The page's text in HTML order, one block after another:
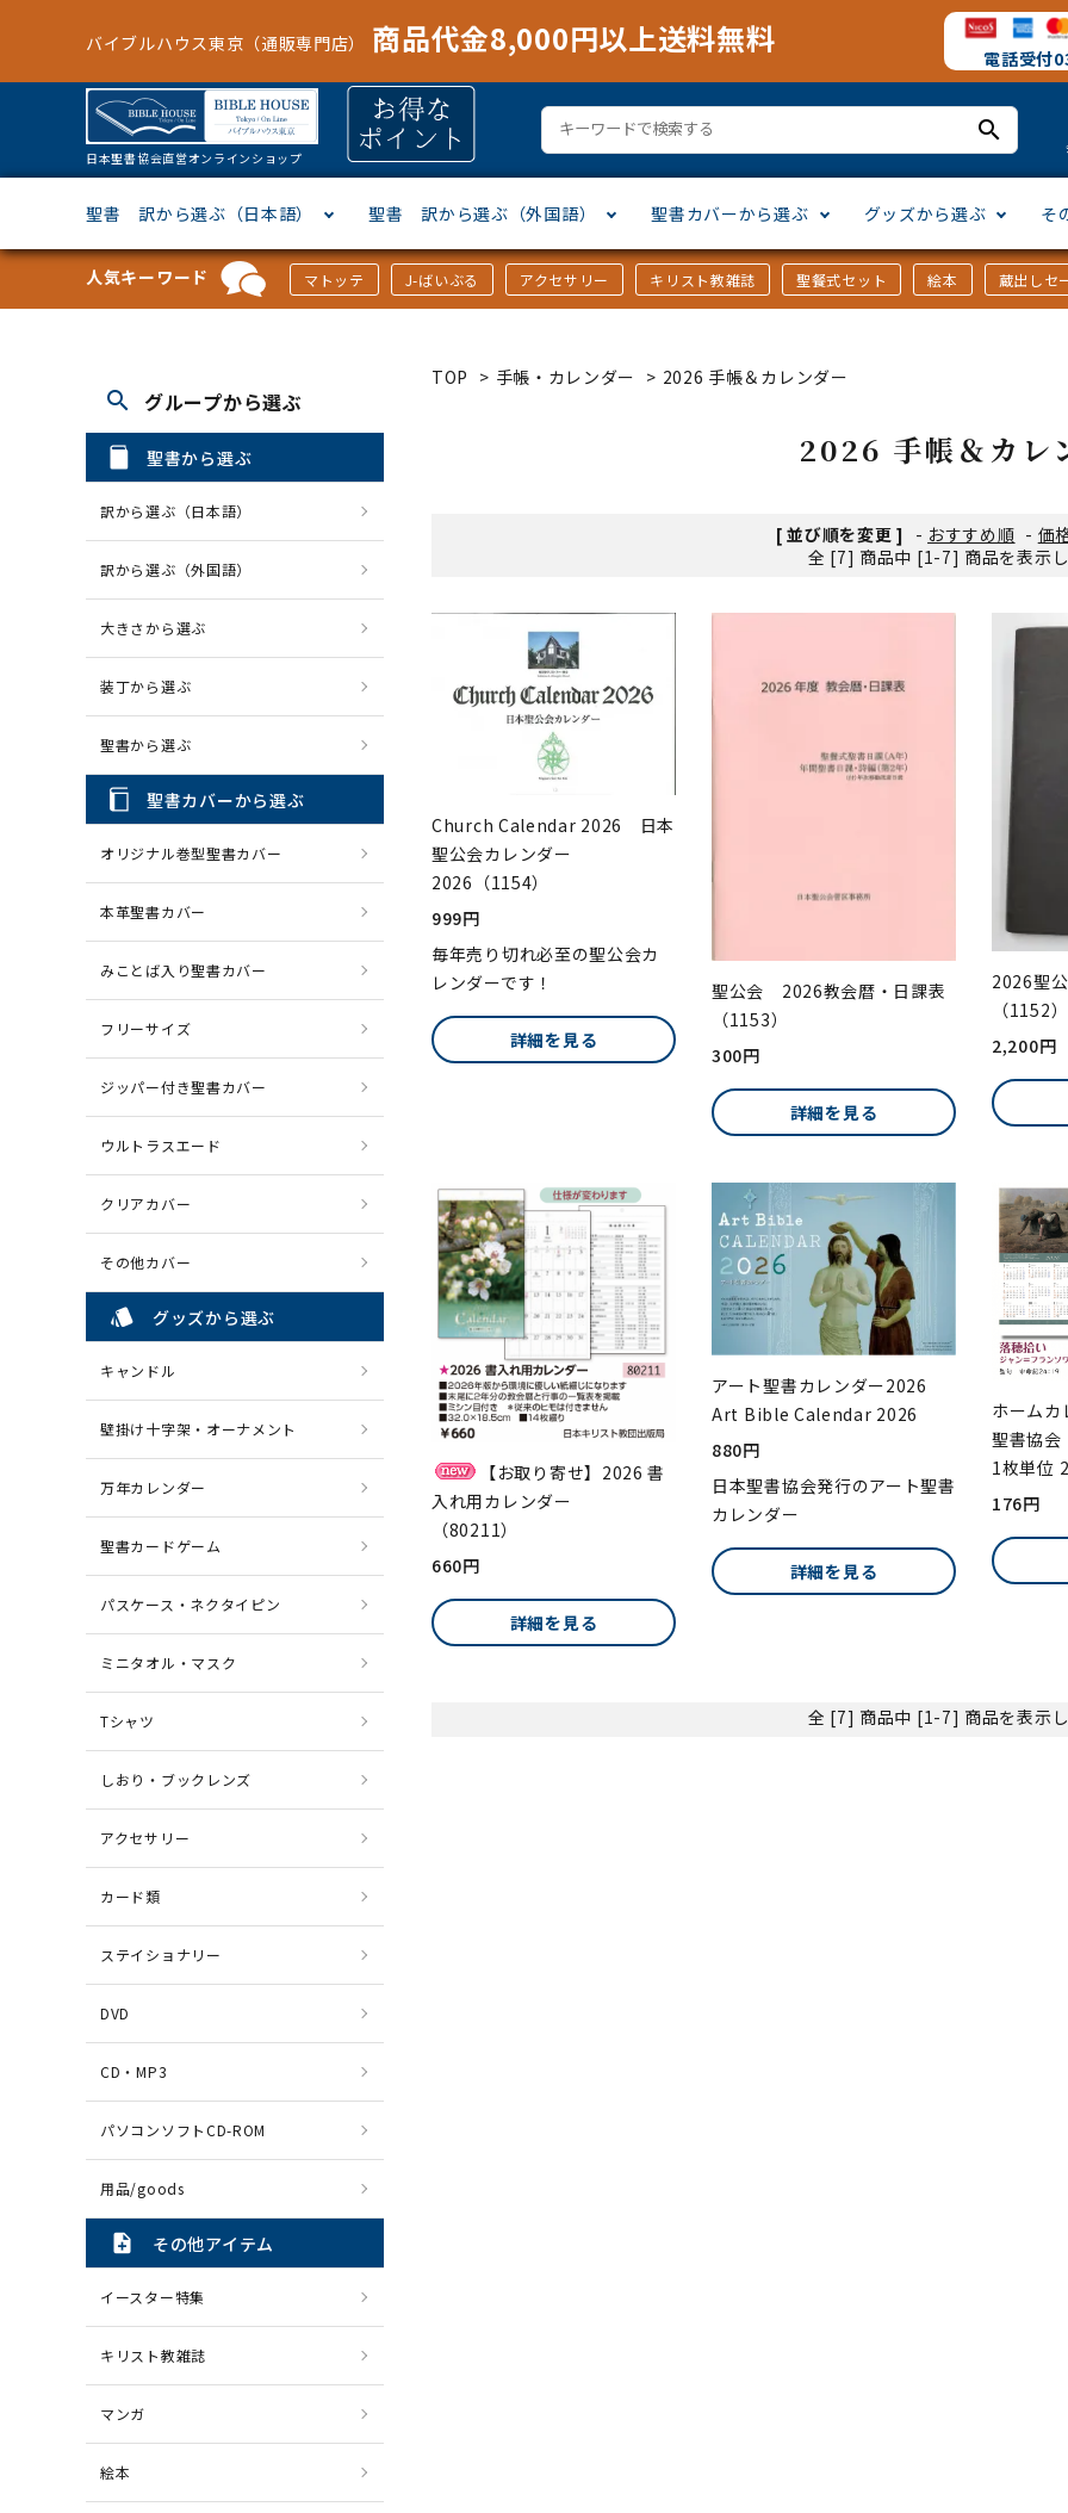
バイブルハウス東京（通販専門店） 商品代金8,000円以上送料無料 電話受付
日本聖書協会直営オンラインショップ
search
聖書 訳から選ぶ（日本語）
新改訳
聖書 訳から選ぶ（外国語）
ドイツ語
聖書カバーから選ぶ
ジッパー付き聖書カバー
グッズから選ぶ
パスケース・ネクタイピン
CD・MP3
そ
聖書通読
「な行」から選ぶ
人気キーワード マトッテ J-ばいぶる アクセサリー キリスト教雑誌 聖餐式セット 絵本 蔵出しセ
TOP > 手帳・カレンダー > 2026 手帳＆カレンダー
2026 手帳＆カレ
[ 並び順を変更 ] - おすすめ順 - 価
全 [7] 商品中 [1-7] 商品を表示
Church Calendar 2026 日本
聖公会カレンダー
2026（1154）
999円
毎年売り切れ必至の聖公会カ
レンダーです！
詳細を見る
聖公会 2026教会暦・日課表
（1153）
300円
詳細を見る
2026聖
（1152）
2,200円
【お取り寄せ】2026 書
入れ用カレンダー
（80211）
660円
詳細を見る
アート聖書カレンダー2026
Art Bible Calendar 2026
880円
日本聖書協会発行のアート聖書
カレンダー
詳細を見る
ホーム
聖書協会
1枚単位
176円
全 [7] 商品中 [1-7] 商品を表示
search グループから選ぶ
聖書から選ぶ
訳から選ぶ（日本語）
訳から選ぶ（外国語）
大きさから選ぶ
装丁から選ぶ
聖書から選ぶ
聖書カバーから選ぶ
オリジナル巻型聖書カバー
本革聖書カバー
みことば入り聖書カバー
フリーサイズ
ジッパー付き聖書カバー
ウルトラスエード
クリアカバー
その他カバー
style グッズから選ぶ
キャンドル
壁掛け十字架・オーナメント
万年カレンダー
聖書カードゲーム
パスケース・ネクタイピン
ミニタオル・マスク
Tシャツ
しおり・ブックレンズ
アクセサリー
カード類
ステイショナリー
DVD
CD・MP3
パソコンソフトCD-ROM
用品/goods
note_add その他アイテム
イースター特集
キリスト教雑誌
マンガ
絵本